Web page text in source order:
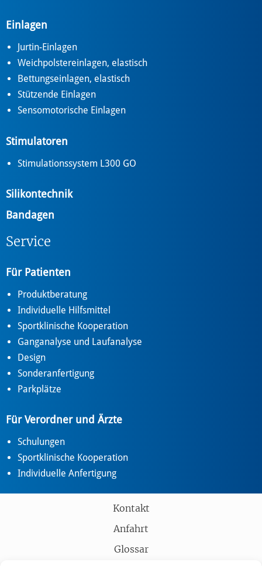
Einlagen
Jurtin-Einlagen
Weichpolstereinlagen, elastisch
Bettungseinlagen, elastisch
Stützende Einlagen
Sensomotorische Einlagen
Stimulatoren
Stimulationssystem L300 GO
Silikontechnik
Bandagen
Service
Für Patienten
Produktberatung
Individuelle Hilfsmittel
Sportklinische Kooperation
Ganganalyse und Laufanalyse
Design
Sonderanfertigung
Parkplätze
Für Verordner und Ärzte
Schulungen
Sportklinische Kooperation
Individuelle Anfertigung
Kontakt
Anfahrt
Glossar